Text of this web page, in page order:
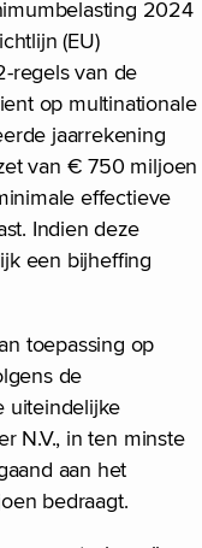
2024
(EU)
regels van de
op multinationale
jaarrekening
van € 750 miljoen
effectieve
Indien deze
een bijheffing
toepassing op
de
uiteindelijke
N.V., in ten minste
aan het
bedraagt.